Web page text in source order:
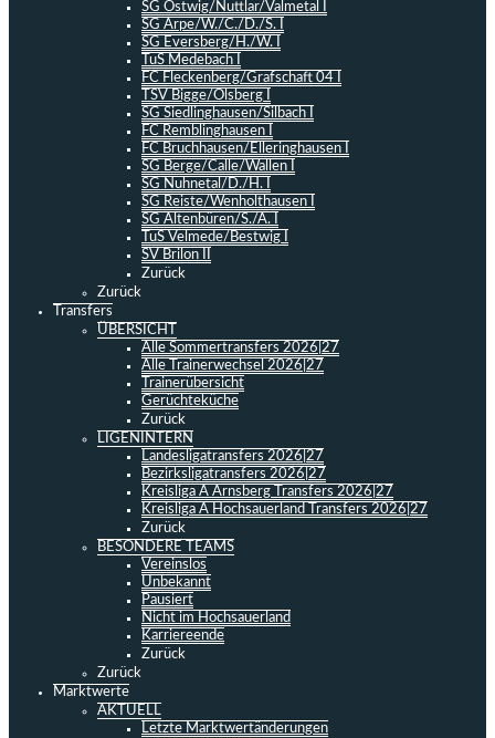
SG Ostwig/Nuttlar/Valmetal I
SG Arpe/W./C./D./S. I
SG Eversberg/H./W. I
TuS Medebach I
FC Fleckenberg/Grafschaft 04 I
TSV Bigge/Olsberg I
SG Siedlinghausen/Silbach I
FC Remblinghausen I
FC Bruchhausen/Elleringhausen I
SG Berge/Calle/Wallen I
SG Nuhnetal/D./H. I
SG Reiste/Wenholthausen I
SG Altenbüren/S./A. I
TuS Velmede/Bestwig I
SV Brilon II
Zurück
Zurück
Transfers
ÜBERSICHT
Alle Sommertransfers 2026|27
Alle Trainerwechsel 2026|27
Trainerübersicht
Gerüchteküche
Zurück
LIGENINTERN
Landesligatransfers 2026|27
Bezirksligatransfers 2026|27
Kreisliga A Arnsberg Transfers 2026|27
Kreisliga A Hochsauerland Transfers 2026|27
Zurück
BESONDERE TEAMS
Vereinslos
Unbekannt
Pausiert
Nicht im Hochsauerland
Karriereende
Zurück
Zurück
Marktwerte
AKTUELL
Letzte Marktwertänderungen